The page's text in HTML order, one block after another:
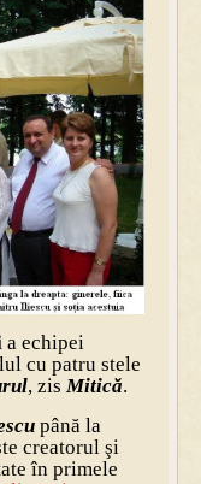
a echipei
cu patru stele
, zis Mitică.
până la
creatorul şi
în primele